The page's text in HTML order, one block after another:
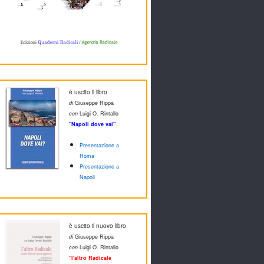
è uscito il libro
diGiuseppe Rippa
con Luigi O. Rintallo
"Napoli dove vai"
Presentazione a
Roma
Presentazione a
Napoli
è uscito il nuovo libro
diGiuseppe Rippa
con Luigi O. Rintallo
"l'altro Radicale